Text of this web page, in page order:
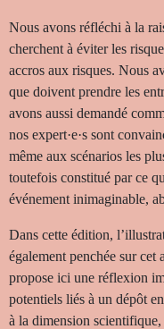
Nous avons réfléchi à la
cherchent à éviter les
accros aux risques. Nous
que doivent prendre les
avons aussi demandé
nos expert·e·s sont
même aux scénarios les
toutefois constitué par ce
événement inimaginable,
Dans cette édition,
également penchée sur cet
propose ici une réflexion
potentiels liés à un dépôt
à la dimension